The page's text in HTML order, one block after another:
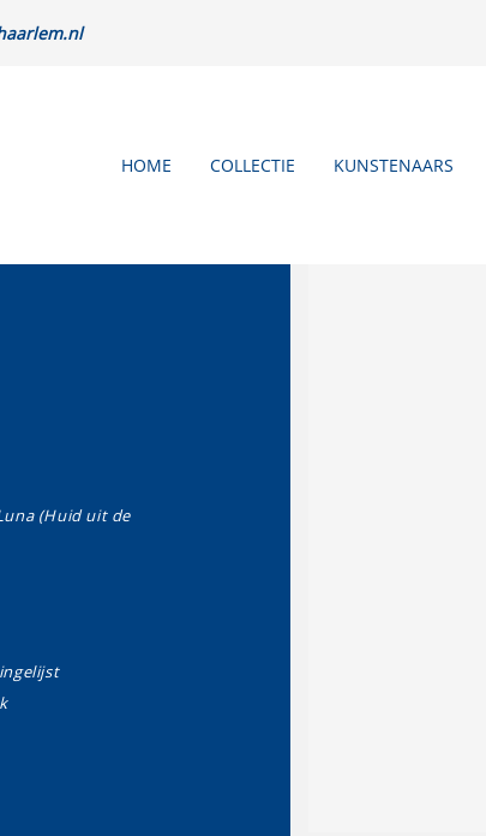
HOME COLLECTIE KUNSTENAARS
(Huid uit de